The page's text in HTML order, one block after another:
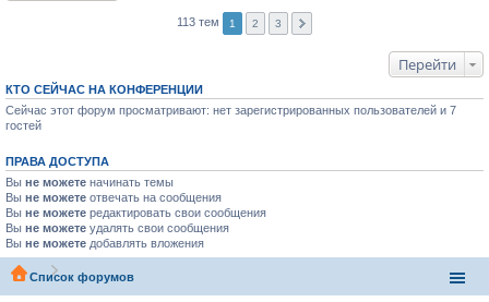
113 тем 1 2 3
Перейти
КТО СЕЙЧАС НА КОНФЕРЕНЦИИ
Сейчас этот форум просматривают: нет зарегистрированных пользователей и 7
гостей
ПРАВА ДОСТУПА
Вы не можете начинать темы
Вы не можете отвечать на сообщения
Вы не можете редактировать свои сообщения
Вы не можете удалять свои сообщения
Вы не можете добавлять вложения
Список форумов